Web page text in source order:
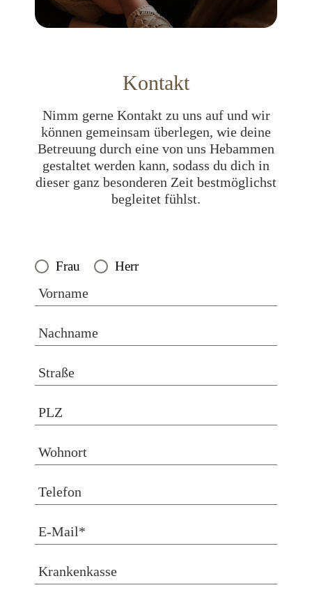
Kontakt
Nimm gerne Kontakt zu uns auf und wir
können gemeinsam überlegen, wie deine
Betreuung durch eine von uns Hebammen
gestaltet werden kann, sodass du dich in
dieser ganz besonderen Zeit bestmöglichst
begleitet fühlst.
Frau Herr